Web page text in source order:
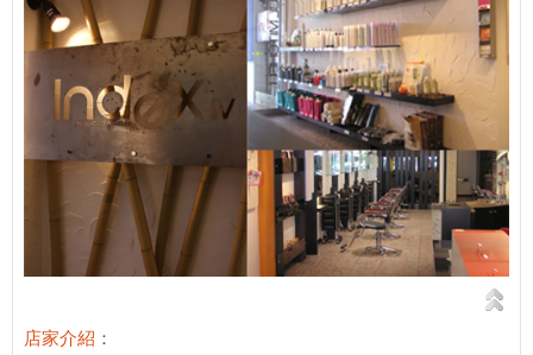
店家介紹 ：